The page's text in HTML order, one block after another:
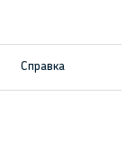
Справка